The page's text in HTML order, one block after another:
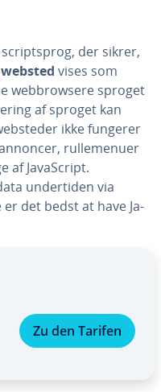
der sikrer,
vises som
web­brow­se­re sproget
af sproget kan
ikke fungerer
rul­le­me­nu­er
af Ja­va­Script.
un­der­ti­den via
det bedst at have Ja­
Zu den Tarifen